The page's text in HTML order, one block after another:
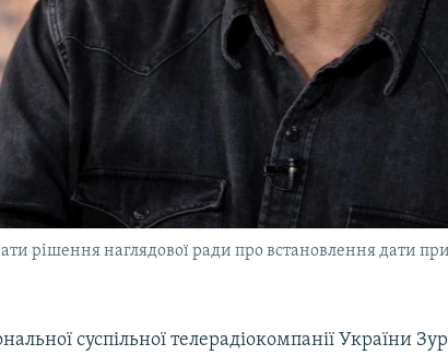
рішення наглядової ради про встановлення дати
суспільної телерадіокомпанії України